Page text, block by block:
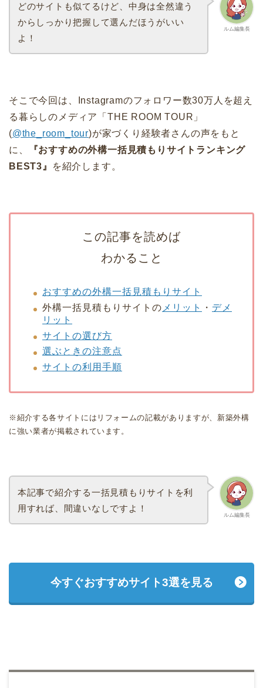
ルム編集長
どのサイトも似てるけど、中身は全然違う
からしっかり把握して選んだほうがいい
よ！
そこで今回は、Instagramのフォロワー数30万人を超え
る暮らしのメディア「THE ROOM TOUR」
(@the_room_tour)が家づくり経験者さんの声をもと
に、
『おすすめの外構一括見積もりサイトランキング
BEST3』
を紹介します。
この記事を読めば
わかること
おすすめの外構一括見積もりサイト
外構一括見積もりサイトの メリット ・ デメ
リット
サイトの選び方
選ぶときの注意点
サイトの利用手順
※紹介する各サイトにはリフォームの記載がありますが、新築外構
に強い業者が掲載されています。
ルム編集長
本記事で紹介する一括見積もりサイトを利
用すれば、間違いなしですよ！
今すぐおすすめサイト3選を見る